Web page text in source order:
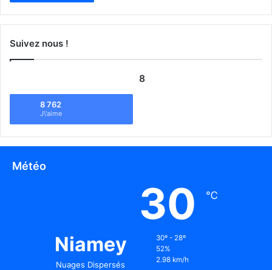
Suivez nous !
8
8 762
J\'aime
Météo
Niamey
Nuages Dispersés
30 ℃
30º - 28º
52%
2.98 km/h